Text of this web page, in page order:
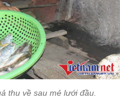
thu về sau mẻ lưới đầu.